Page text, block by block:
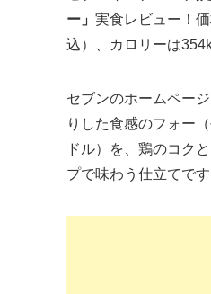
ー」 実食レビュー！
込）、カロリーは
セブンのホームペー
りした食感のフォー
ドル）を、鶏のコク
プで味わう仕立てです